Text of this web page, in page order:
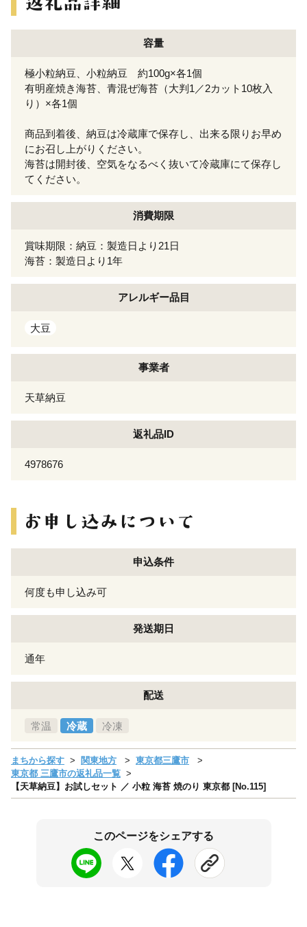
容量
極小粒納豆、小粒納豆 約100g×各1個
有明産焼き海苔、青混ぜ海苔（大判1／2カット10枚入
り）×各1個
商品到着後、納豆は冷蔵庫で保存し、出来る限りお早め
にお召し上がりください。
海苔は開封後、空気をなるべく抜いて冷蔵庫にて保存し
てください。
消費期限
賞味期限：納豆：製造日より21日
海苔：製造日より1年
アレルギー品目
大豆
事業者
天草納豆
返礼品ID
4978676
申込条件
何度も申し込み可
発送期日
通年
配送
常温 冷蔵 冷凍
まちから探す 関東地方
東京都三鷹市
東京都 三鷹市の返礼品一覧
【天草納豆】お試しセット ／ 小粒 海苔 焼のり 東京都 [No.115]
このページをシェアする